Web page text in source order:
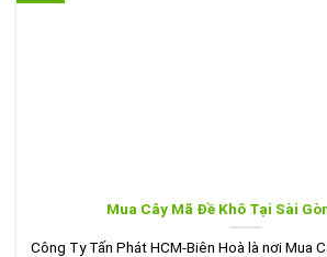
Mua Cây Mã Đề Khô Tại Sài
Công Ty Tấn Phát HCM-Biên Hoà là nơi Mua